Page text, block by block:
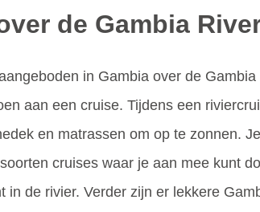
de Gambia
in Gambia over de
aan een cruise. Tijdens een
en matrassen om op te zonnen.
cruises waar je aan mee kunt
in de rivier. Verder zijn er lekkere